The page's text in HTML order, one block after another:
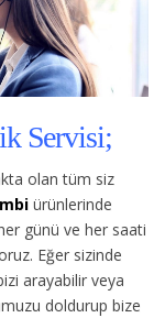
Servisi;
olan tüm siz
ürünlerinde
günü ve her saati
Eğer sizinde
arayabilir veya
doldurup bize